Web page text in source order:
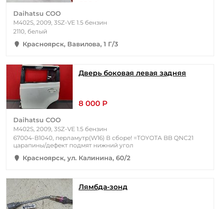
Daihatsu COO
M402S, 2009, 3SZ-VE 1.5 бензин
2110, белый
Красноярск, Вавилова, 1 Г/3
Дверь боковая левая задняя
8 000 Р
Daihatsu COO
M402S, 2009, 3SZ-VE 1.5 бензин
67004-B1040, перламутр(W16) В сборе! =TOYOTA BB QNC21
царапины/дефект подмят нижний угол
Красноярск, ул. Калинина, 60/2
Лямбда-зонд